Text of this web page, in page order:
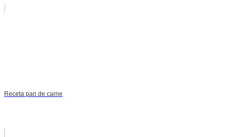
Receta pan de carne